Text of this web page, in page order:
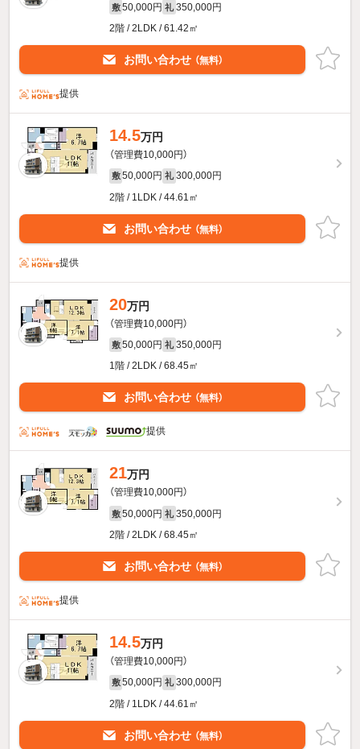
敷 50,000円 礼 350,000円
2階 / 2LDK / 61.42㎡
お問い合わせ （無料）
提供
14.5万円
（管理費10,000円）
敷 50,000円 礼 300,000円
2階 / 1LDK / 44.61㎡
お問い合わせ （無料）
提供
20万円
（管理費10,000円）
敷 50,000円 礼 350,000円
1階 / 2LDK / 68.45㎡
お問い合わせ （無料）
提供
21万円
（管理費10,000円）
敷 50,000円 礼 350,000円
2階 / 2LDK / 68.45㎡
お問い合わせ （無料）
提供
14.5万円
（管理費10,000円）
敷 50,000円 礼 300,000円
2階 / 1LDK / 44.61㎡
お問い合わせ （無料）